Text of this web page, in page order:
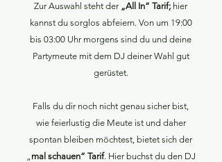
Zur Auswahl steht der „All In“ Tarif; hier
kannst du sorglos abfeiern. Von um 19:00
bis 03:00 Uhr morgens sind du und deine
Partymeute mit dem DJ deiner Wahl gut
gerüstet.
Falls du dir noch nicht genau sicher bist,
wie feierlustig die Meute ist und daher
spontan bleiben möchtest, bietet sich der
„mal schauen“ Tarif. Hier buchst du den DJ